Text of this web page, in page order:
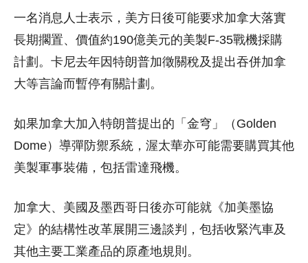
一名消息人士表示，美方日後可能要求加拿大落實
長期擱置、價值約190億美元的美製F-35戰機採購
計劃。卡尼去年因特朗普加徵關稅及提出吞併加拿
大等言論而暫停有關計劃。
如果加拿大加入特朗普提出的「金穹」（Golden
Dome）導彈防禦系統，渥太華亦可能需要購買其他
美製軍事裝備，包括雷達飛機。
加拿大、美國及墨西哥日後亦可能就《加美墨協
定》的結構性改革展開三邊談判，包括收緊汽車及
其他主要工業產品的原產地規則。